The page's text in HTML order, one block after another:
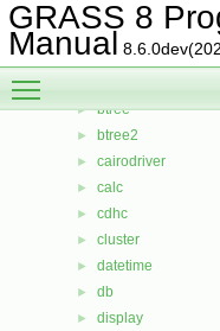
GRASS 8
Manual
► include
▼ lib
► arraystats
► btree
► btree2
► cairodriver
► calc
► cdhc
► cluster
► datetime
► db
► display